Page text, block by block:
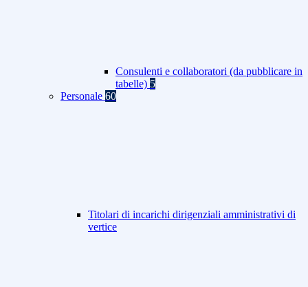
Consulenti e collaboratori (da pubblicare in
tabelle) 5
Personale 60
Titolari di incarichi dirigenziali amministrativi di
vertice